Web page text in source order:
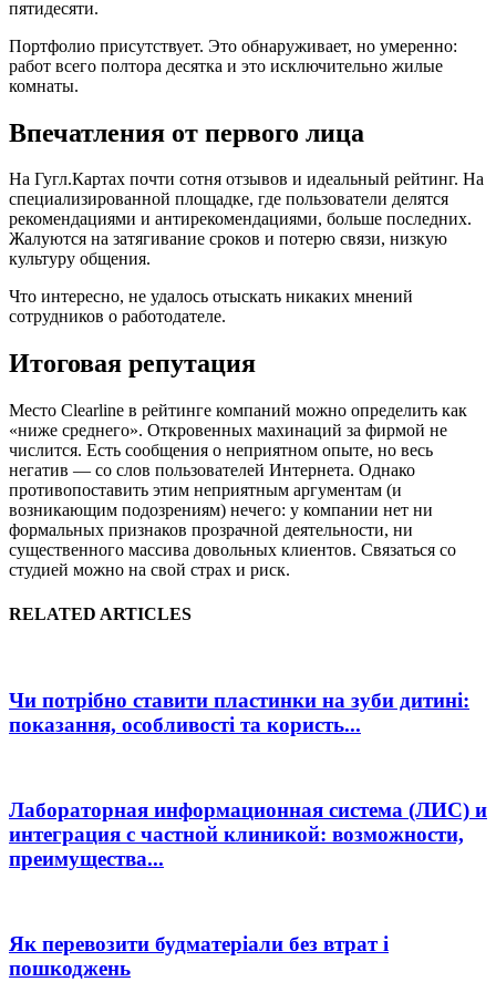
пятидесяти.
Портфолио присутствует. Это обнаруживает, но умеренно:
работ всего полтора десятка и это исключительно жилые
комнаты.
Впечатления от первого лица
На Гугл.Картах почти сотня отзывов и идеальный рейтинг. На
специализированной площадке, где пользователи делятся
рекомендациями и антирекомендациями, больше последних.
Жалуются на затягивание сроков и потерю связи, низкую
культуру общения.
Что интересно, не удалось отыскать никаких мнений
сотрудников о работодателе.
Итоговая репутация
Место Clearline в рейтинге компаний можно определить как
«ниже среднего». Откровенных махинаций за фирмой не
числится. Есть сообщения о неприятном опыте, но весь
негатив — со слов пользователей Интернета. Однако
противопоставить этим неприятным аргументам (и
возникающим подозрениям) нечего: у компании нет ни
формальных признаков прозрачной деятельности, ни
существенного массива довольных клиентов. Связаться со
студией можно на свой страх и риск.
RELATED ARTICLES
Чи потрібно ставити пластинки на зуби дитині:
показання, особливості та користь...
Лабораторная информационная система (ЛИС) и
интеграция с частной клиникой: возможности,
преимущества...
Як перевозити будматеріали без втрат і
пошкоджень